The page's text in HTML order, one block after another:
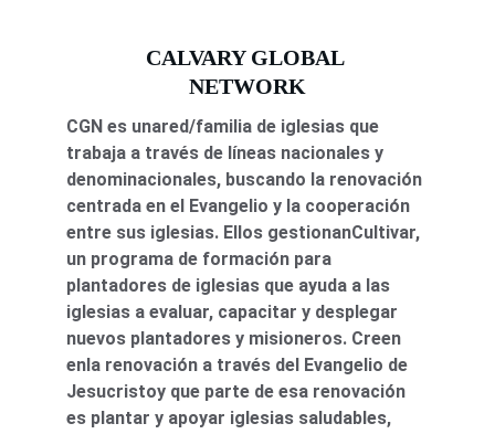
CALVARY GLOBAL
NETWORK
CGN es unared/familia de iglesias que
trabaja a través de líneas nacionales y
denominacionales, buscando la renovación
centrada en el Evangelio y la cooperación
entre sus iglesias. Ellos gestionanCultivar,
un programa de formación para
plantadores de iglesias que ayuda a las
iglesias a evaluar, capacitar y desplegar
nuevos plantadores y misioneros. Creen
enla renovación a través del Evangelio de
Jesucristoy que parte de esa renovación
es plantar y apoyar iglesias saludables,